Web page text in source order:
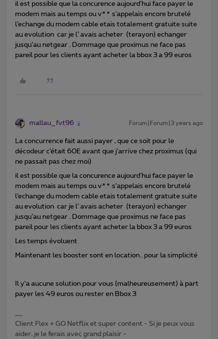
il est possible que la concurence aujourd’hui face payer le
modem mais au temps ou v** s’appelais encore brutelé
l’echange du modem cable etais totalement gratuite suite
au evolution car je l’ avais acheter (terayon) echanger
jusqu’au netgear . Dommage que proximus ne face pas
pareil pour les clients ayant acheter la bbox 3 a 99 euros
mallau_fvt96 Forum|Forum|3 years ago
La concurrence fait aussi payer , que ce soit pour le
décodeur c’était 60E avant que j’arrive chez proximus (qui
ne passait pas chez moi)
il est possible que la concurence aujourd’hui face payer le
modem mais au temps ou v** s’appelais encore brutelé
l’echange du modem cable etais totalement gratuite suite
au evolution car je l’ avais acheter (terayon) echanger
jusqu’au netgear . Dommage que proximus ne face pas
pareil pour les clients ayant acheter la bbox 3 a 99 euros
Les temps évoluent
Maintenant les booster sont en location.. pour la simplicité
Il y’a aucune solution pour vous (malheureusement) à part
payer les 49 euros ou rester en Bbox 3
Client Flex + GO Netflix et super content - Si je peux vous
aider, je le ferais avec grand plaisir -